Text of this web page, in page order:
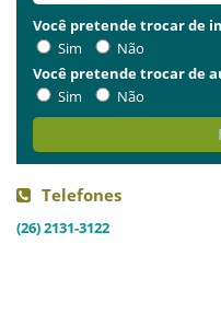
Você pretende trocar de
Sim
Não
Você pretende trocar de
Sim
Não
Telefones
(26) 2131-3122